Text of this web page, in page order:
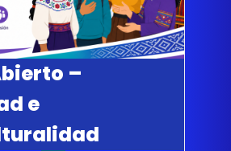
–
e